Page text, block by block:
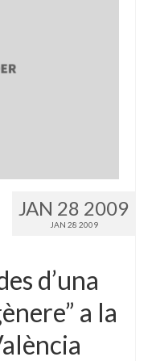
JAN 28 2009
JAN 28 2009
d’una
a la